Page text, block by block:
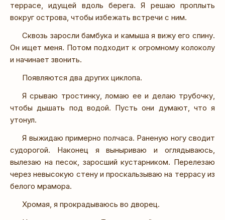
террасе, идущей вдоль берега. Я решаю проплыть
вокруг острова, чтобы избежать встречи с ним.
Сквозь заросли бамбука и камыша я вижу его спину.
Он ищет меня. Потом подходит к огромному колоколу
и начинает звонить.
Появляются два других циклопа.
Я срываю тростинку, ломаю ее и делаю трубочку,
чтобы дышать под водой. Пусть они думают, что я
утонул.
Я выжидаю примерно полчаса. Раненую ногу сводит
судорогой. Наконец я выныриваю и оглядываюсь,
вылезаю на песок, заросший кустарником. Перелезаю
через невысокую стену и проскальзываю на террасу из
белого мрамора.
Хромая, я прокрадываюсь во дворец.